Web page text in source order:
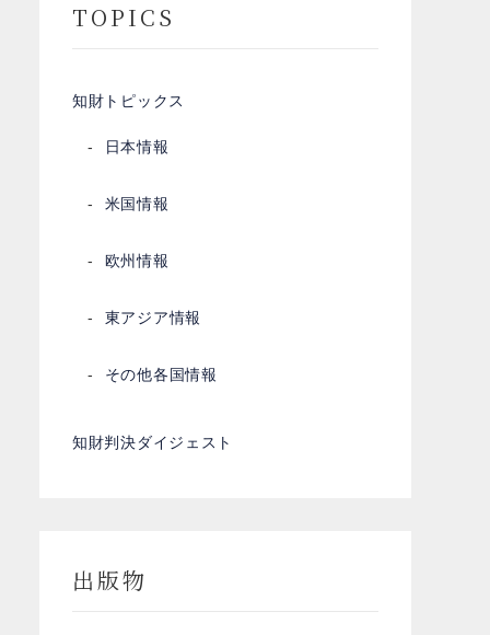
TOPICS
知財トピックス
日本情報
米国情報
欧州情報
東アジア情報
その他各国情報
知財判決ダイジェスト
出版物